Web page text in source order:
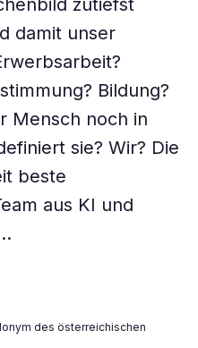
zutiefst
damit unser
Bildung?
Mensch noch in
sie? Wir? Die
beste
aus KI und
des österreichischen